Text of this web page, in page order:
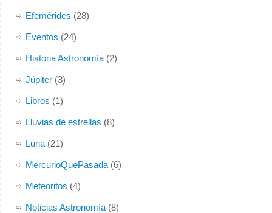
Efemérides (28)
Eventos (24)
Historia Astronomía(2)
Júpiter(3)
Libros (1)
Lluvias de estrellas (8)
Luna(21)
MercurioQuePasada(6)
Meteoritos (4)
Noticias Astronomía(8)